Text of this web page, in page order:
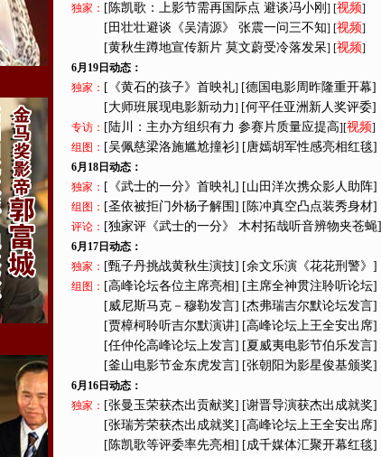
独家： [陈凯歌：上影节需再国际点 避谈冯小刚 ] [视频]
[田壮壮避谈《吴清源》 张震一问三不知] [视频]
[黄秋生蹲地宣传新片 莫文蔚受冷落发呆] [视频]
6月19日动态：
独家： [《黄石的孩子》首映礼] [德国电影周昨隆重开幕]
[大师班展现电影新动力] [何平任亚洲新人奖评委]
专访： [陆川：主办方组织有力 参赛片质量应提高][视频]
组图： [吴佩慈梁洛施尴尬撞衫] [唐嫣胡军性感亮相红毯]
6月18日动态：
独家： [《武士的一分》首映礼] [山田洋次携众影人助阵]
组图： [圣依被拒门外杨子解围] [陈冲真空凸点装秀身材]
评论： [独家评《武士的一分》 木村拓哉听音辨物夹苍蝇]
6月17日动态：
独家： [甄子丹挑战黄秋生演技] [余文乐演《花花刑警》]
组图： [高峰论坛各位主席亮相] [主席全神贯注聆听论坛]
[威尼斯马克－穆勒发言] [杰弗瑞吉尔默论坛发言]
[贾樟柯聆听吉尔默演讲] [高峰论坛上王全安出席]
[任仲伦高峰论坛上发言] [夏威夷电影节伯乐发言]
[釜山电影节金东虎发言] [张朝阳为影星俊基颁奖]
6月16日动态：
独家： [张曼玉荣获杰出贡献奖] [谢晋导演获杰出成就奖]
[张瑞芳荣获杰出成就奖] [高峰论坛上王全安出席]
[陈凯歌等评委率先亮相] [成千媒体汇聚开幕红毯]